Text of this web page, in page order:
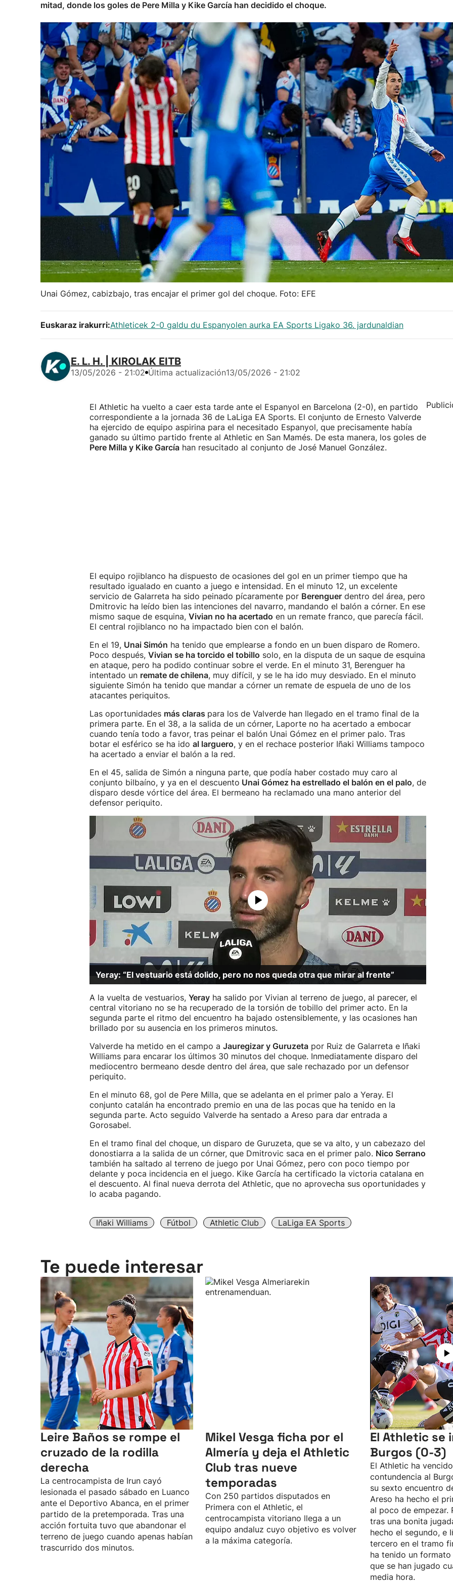
mitad, donde los goles de Pere Milla y Kike García han decidido el choque.
Unai Gómez, cabizbajo, tras encajar el primer gol del choque. Foto: EFE
Euskaraz irakurri:Athleticek 2-0 galdu du Espanyolen aurka EA Sports Ligako 36. jardunaldian
E. L. H. | KIROLAK EITB
13/05/2026 - 21:02 Última actualización13/05/2026 - 21:02
El Athletic ha vuelto a caer esta tarde ante el Espanyol en Barcelona (2-0), en partido
correspondiente a la jornada 36 de LaLiga EA Sports. El conjunto de Ernesto Valverde
ha ejercido de equipo aspirina para el necesitado Espanyol, que precisamente había
ganado su último partido frente al Athletic en San Mamés. De esta manera, los goles de
Pere Milla y Kike García han resucitado al conjunto de José Manuel González.
El equipo rojiblanco ha dispuesto de ocasiones del gol en un primer tiempo que ha
resultado igualado en cuanto a juego e intensidad. En el minuto 12, un excelente
servicio de Galarreta ha sido peinado pícaramente por Berenguer dentro del área, pero
Dmitrovic ha leído bien las intenciones del navarro, mandando el balón a córner. En ese
mismo saque de esquina, Vivian no ha acertado en un remate franco, que parecía fácil.
El central rojiblanco no ha impactado bien con el balón.
En el 19, Unai Simón ha tenido que emplearse a fondo en un buen disparo de Romero.
Poco después, Vivian se ha torcido el tobillo solo, en la disputa de un saque de esquina
en ataque, pero ha podido continuar sobre el verde. En el minuto 31, Berenguer ha
intentado un remate de chilena, muy difícil, y se le ha ido muy desviado. En el minuto
siguiente Simón ha tenido que mandar a córner un remate de espuela de uno de los
atacantes periquitos.
Las oportunidades más claras para los de Valverde han llegado en el tramo final de la
primera parte. En el 38, a la salida de un córner, Laporte no ha acertado a embocar
cuando tenía todo a favor, tras peinar el balón Unai Gómez en el primer palo. Tras
botar el esférico se ha ido al larguero, y en el rechace posterior Iñaki Williams tampoco
ha acertado a enviar el balón a la red.
En el 45, salida de Simón a ninguna parte, que podía haber costado muy caro al
conjunto bilbaíno, y ya en el descuento Unai Gómez ha estrellado el balón en el palo, de
disparo desde vórtice del área. El bermeano ha reclamado una mano anterior del
defensor periquito.
Yeray: “El vestuario está dolido, pero no nos queda otra que mirar al frente”
A la vuelta de vestuarios, Yeray ha salido por Vivian al terreno de juego, al parecer, el
central vitoriano no se ha recuperado de la torsión de tobillo del primer acto. En la
segunda parte el ritmo del encuentro ha bajado ostensiblemente, y las ocasiones han
brillado por su ausencia en los primeros minutos.
Valverde ha metido en el campo a Jauregizar y Guruzeta por Ruiz de Galarreta e Iñaki
Williams para encarar los últimos 30 minutos del choque. Inmediatamente disparo del
mediocentro bermeano desde dentro del área, que sale rechazado por un defensor
periquito.
En el minuto 68, gol de Pere Milla, que se adelanta en el primer palo a Yeray. El
conjunto catalán ha encontrado premio en una de las pocas que ha tenido en la
segunda parte. Acto seguido Valverde ha sentado a Areso para dar entrada a
Gorosabel.
En el tramo final del choque, un disparo de Guruzeta, que se va alto, y un cabezazo del
donostiarra a la salida de un córner, que Dmitrovic saca en el primer palo. Nico Serrano
también ha saltado al terreno de juego por Unai Gómez, pero con poco tiempo por
delante y poca incidencia en el juego. Kike García ha certificado la victoria catalana en
el descuento. Al final nueva derrota del Athletic, que no aprovecha sus oportunidades y
lo acaba pagando.
Iñaki Williams Fútbol Athletic Club LaLiga EA Sports
Te puede interesar
Leire Baños se rompe el
cruzado de la rodilla
derecha
La centrocampista de Irun cayó
lesionada el pasado sábado en Luanco
ante el Deportivo Abanca, en el primer
partido de la pretemporada. Tras una
acción fortuita tuvo que abandonar el
terreno de juego cuando apenas habían
trascurrido dos minutos.
Mikel Vesga ficha por el
Almería y deja el Athletic
Club tras nueve
temporadas
Con 250 partidos disputados en
Primera con el Athletic, el
centrocampista vitoriano llega a un
equipo andaluz cuyo objetivo es volver
a la máxima categoría.
El Athletic se
Burgos (0-3)
El Athletic ha
contundencia al
su sexto encuentro
Areso ha hecho el
al poco de empezar.
tras una bonita
hecho el segundo, e
tercero en el tramo
ha tenido un
que se han jugado
media hora.